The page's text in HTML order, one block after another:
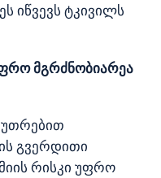
იწვევს ტკივილს
მგრძნობიარეა
გვერდითი
რისკი უფრო